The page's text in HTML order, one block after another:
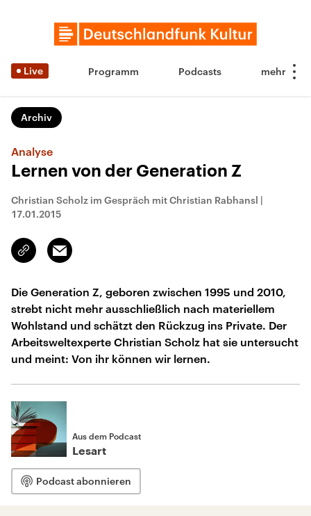
Live Programm Podcasts
Archiv
Analyse
Lernen von der Generation Z
Christian Scholz im Gespräch mit Christian Rabhansl |
17.01.2015
Link
kopieren/teilen
Email
Die Generation Z, geboren zwischen 1995 und 2010,
strebt nicht mehr ausschließlich nach materiellem
Wohlstand und schätzt den Rückzug ins Private. Der
Arbeitsweltexperte Christian Scholz hat sie untersucht
und meint: Von ihr können wir lernen.
Aus dem Podcast
Lesart
Podcast abonnieren